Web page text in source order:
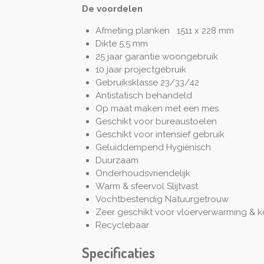
De voordelen
Afmeting planken 1511 x 228 mm
Dikte 5,5 mm
25 jaar garantie woongebruik
10 jaar projectgebruik
Gebruiksklasse 23/33/42
Antistatisch behandeld
Op maat maken met een mes
Geschikt voor bureaustoelen
Geschikt voor intensief gebruik
Geluiddempend Hygiënisch
Duurzaam
Onderhoudsvriendelijk
Warm & sfeervol Slijtvast
Vochtbestendig Natuurgetrouw
Zeer geschikt voor vloerverwarming &
Recyclebaar
Specificaties